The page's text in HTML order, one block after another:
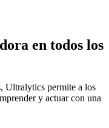
en todos los
Ultralytics permite a los
y actuar con una